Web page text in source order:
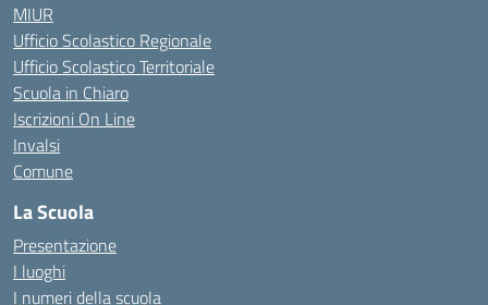
MIUR
Ufficio Scolastico Regionale
Ufficio Scolastico Territoriale
Scuola in Chiaro
Iscrizioni On Line
Invalsi
Comune
La Scuola
Presentazione
I luoghi
I numeri della scuola